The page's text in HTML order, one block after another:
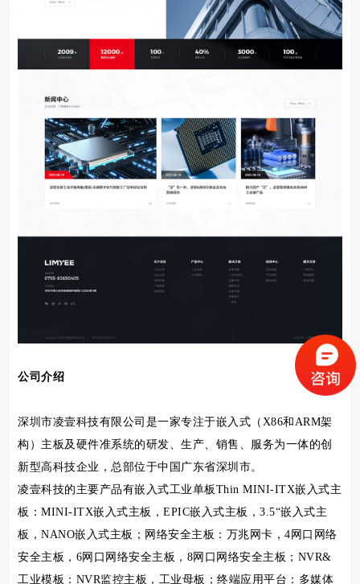
公司介绍
深圳市凌壹科技有限公司是一家专注于嵌入式（X86和ARM架
构）主板及硬件准系统的研发、生产、销售、服务为一体的创
新型高科技企业，总部位于中国广东省深圳市。
凌壹科技的主要产品有嵌入式工业单板Thin MINI-ITX嵌入式主
板：MINI-ITX嵌入式主板，EPIC嵌入式主板，3.5“嵌入式主
板，NANO嵌入式主板；网络安全主板：万兆网卡，4网口网络
安全主板，6网口网络安全主板，8网口网络安全主板；NVR&
工业模板：NVR监控主板，工业母板；终端应用平台：多媒体